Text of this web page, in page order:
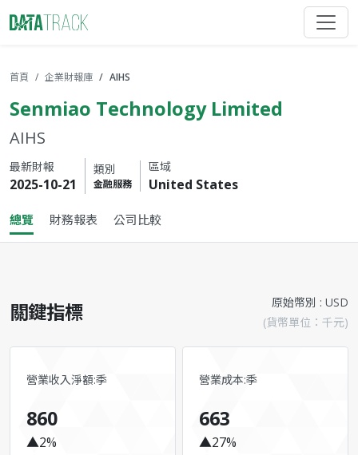
首頁 企業財報庫 AIHS
Senmiao Technology Limited
AIHS
最新財報
2025-10-21
類別
金融服務
區域
United States
總覽 財務報表 公司比較
關鍵指標
原始幣別 : USD
(貨幣單位：千元)
營業收入淨額:季
860
▲2%
營業成本:季
663
▲27%